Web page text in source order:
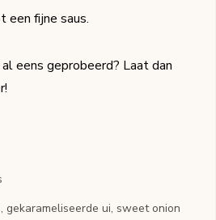
een fijne saus.
eens geprobeerd? Laat dan
gekarameliseerde ui, sweet onion